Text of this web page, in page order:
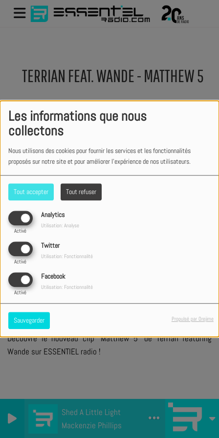
Les informations que nous
collectons
Nous utilisons des cookies pour fournir les services et les fonctionnalités
proposés sur notre site et pour améliorer l'expérience de nos utilisateurs.
Tout accepter Tout refuser
Analytics
Activé
Utilisation: Analyse
Twitter
Activé
Utilisation: Fonctionnalité
Facebook
Activé
Utilisation: Fonctionnalité
Sauvegarder Propulsé par Orejime
Shed A Little Light
Mackenzie Phillips
TERRIAN FEAT. WANDE - MATTHEW 5
PARTAGER
Découvre le nouveau clip "Matthew 5" de Terrian featuring
Wande sur ESSENTIEL radio !